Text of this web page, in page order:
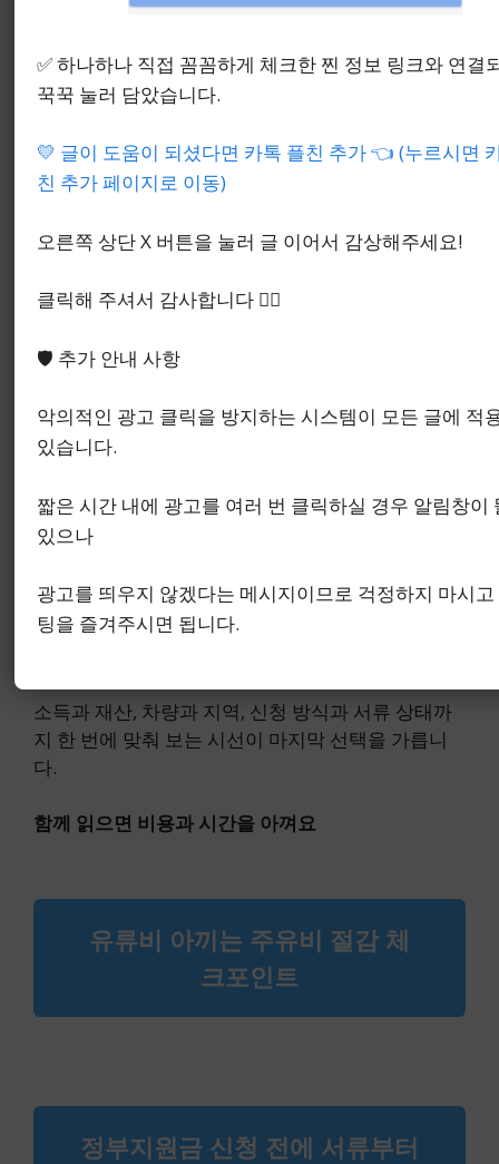
보기
또한 유가지원금 신청기준을 통과했다 해도 모든 차
량이나 모든 지출에 자유롭게 연결된다고 보기 어렵
습니다.
큼, 지급 형태와 사용 범위를 함께 보는 판단이 더 현
실적입니다.
결국 2차 유가지원금 기준은 단순한 대상 확인보다,
내 상황이 어떤 조합으로 평가되는지 읽어내는 과정
소득과 재산, 차량과 지역, 신청 방식과 서류 상태까
지 한 번에 맞춰 보는 시선이 마지막 선택을 가릅니
다.
함께 읽으면 비용과 시간을 아껴요
유류비 아끼는 주유비 절감 체
크포인트
정부지원금 신청 전에 서류부터
✅ 하나하나 직접 꼼꼼하게 체크한 찐 정보 링크와 연결
꾹꾹 눌러 담았습니다.
💛 글이 도움이 되셨다면 카톡 플친 추가 👈 (누르시면
친 추가 페이지로 이동)
오른쪽 상단 X 버튼을 눌러 글 이어서 감상해주세요!
클릭해 주셔서 감사합니다 🙇‍♂️
🛡️ 추가 안내 사항
악의적인 광고 클릭을 방지하는 시스템이 모든 글에 적
있습니다.
짧은 시간 내에 광고를 여러 번 클릭하실 경우 알림창이
있으나
광고를 띄우지 않겠다는 메시지이므로 걱정하지 마시
팅을 즐겨주시면 됩니다.